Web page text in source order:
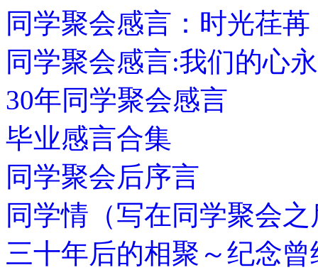
同学聚会感言：时光荏
同学聚会感言:我们的心
30年同学聚会感言
毕业感言合集
同学聚会后序言
同学情（写在同学聚会之
三十年后的相聚～纪念